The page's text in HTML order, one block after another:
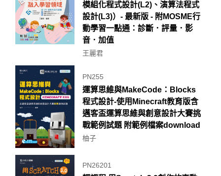
模組化程式設計(L2)、演算法程式
設計(L3)）- 最新版 - 附MOSME行
動學習一點通：診斷．評量．影
音．加值
王麗君
PN255
運算思維與MakeCode：Blocks
程式設計-使用Minecraft教育版含
邁客盃運算思維與創意設計大賽挑
戰範例試題 附範例檔案download
柚子
PN26201